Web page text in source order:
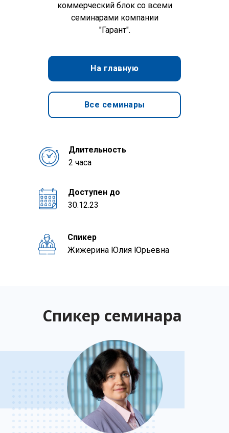
коммерческий блок со всеми
семинарами компании
"Гарант".
На главную
Все семинары
Спикер
Жижерина Юлия Юрьевна
Доступен до
30.12.23
Длительность
2 часа
Спикер семинара